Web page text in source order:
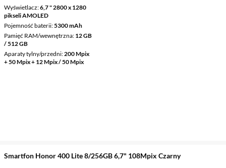
Wyświetlacz 6,7 " 2800 x 1280
pikseli AMOLED
Pojemność baterii 5300 mAh
Pamięć RAM/wewnętrzna 12 GB
/ 512 GB
Aparaty tylny/przedni 200 Mpix
+ 50 Mpix + 12 Mpix / 50 Mpix
Smartfon Honor 400 Lite 8/256GB 6,7" 108Mpix Czarny